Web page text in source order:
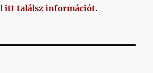
itt találsz információt.